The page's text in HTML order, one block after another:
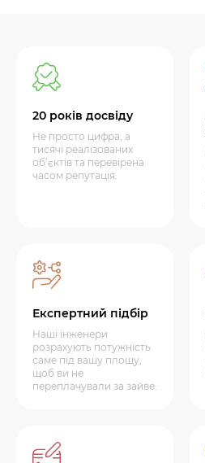
20 років досвіду
Не просто цифра, а
тисячі реалізованих
об’єктів та перевірена
часом репутація.
Експертний підбір
Наші інженери
розрахують потужність
саме під вашу площу,
щоб ви не
переплачували за зайве.